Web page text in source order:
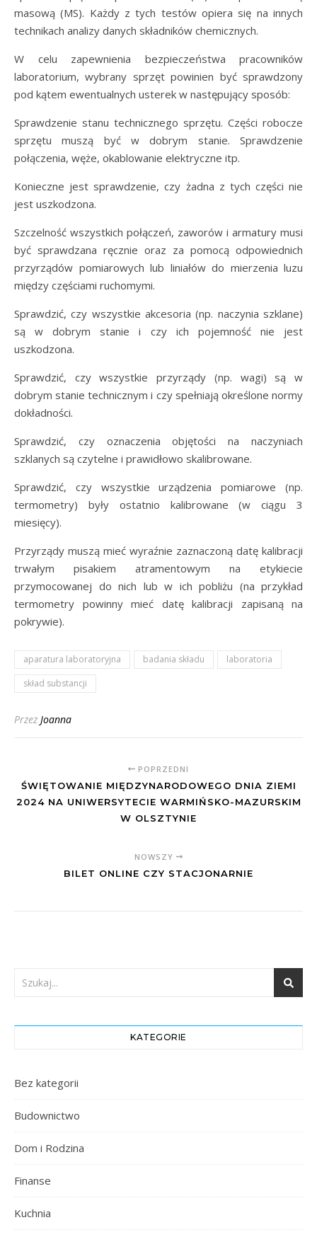
masową (MS). Każdy z tych testów opiera się na innych
technikach analizy danych składników chemicznych.
W celu zapewnienia bezpieczeństwa pracowników
laboratorium, wybrany sprzęt powinien być sprawdzony
pod kątem ewentualnych usterek w następujący sposób:
Sprawdzenie stanu technicznego sprzętu. Części robocze
sprzętu muszą być w dobrym stanie. Sprawdzenie
połączenia, węże, okablowanie elektryczne itp.
Konieczne jest sprawdzenie, czy żadna z tych części nie
jest uszkodzona.
Szczelność wszystkich połączeń, zaworów i armatury musi
być sprawdzana ręcznie oraz za pomocą odpowiednich
przyrządów pomiarowych lub liniałów do mierzenia luzu
między częściami ruchomymi.
Sprawdzić, czy wszystkie akcesoria (np. naczynia szklane)
są w dobrym stanie i czy ich pojemność nie jest
uszkodzona.
Sprawdzić, czy wszystkie przyrządy (np. wagi) są w
dobrym stanie technicznym i czy spełniają określone normy
dokładności.
Sprawdzić, czy oznaczenia objętości na naczyniach
szklanych są czytelne i prawidłowo skalibrowane.
Sprawdzić, czy wszystkie urządzenia pomiarowe (np.
termometry) były ostatnio kalibrowane (w ciągu 3
miesięcy).
Przyrządy muszą mieć wyraźnie zaznaczoną datę kalibracji
trwałym pisakiem atramentowym na etykiecie
przymocowanej do nich lub w ich pobliżu (na przykład
termometry powinny mieć datę kalibracji zapisaną na
pokrywie).
aparatura laboratoryjna badania składu
laboratoria
skład substancji
Przez Joanna
POPRZEDNI
ŚWIĘTOWANIE MIĘDZYNARODOWEGO DNIA ZIEMI
2024 NA UNIWERSYTECIE WARMIŃSKO-MAZURSKIM
W OLSZTYNIE
NOWSZY
BILET ONLINE CZY STACJONARNIE
KATEGORIE
Bez kategorii
Budownictwo
Dom i Rodzina
Finanse
Kuchnia